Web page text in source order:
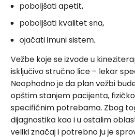
poboljšati apetit,
poboljšati kvalitet sna,
ojačati imuni sistem.
Vežbe koje se izvode u
isključivo stručno lice – lekar
Neophodno je da plan vežbi
opštim stanjem pacijenta,
specifičnim potrebama. Zbog
dijagnostika kao i u ostalim
veliki značaj i potrebno ju je